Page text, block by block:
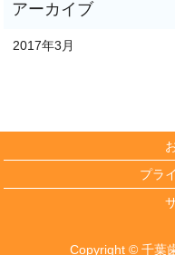
2017年3月
プラ
Copyright © 千葉